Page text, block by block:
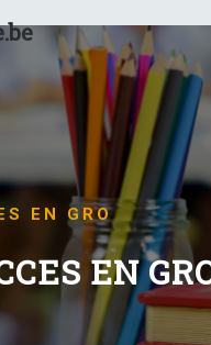
EN GRO
EN